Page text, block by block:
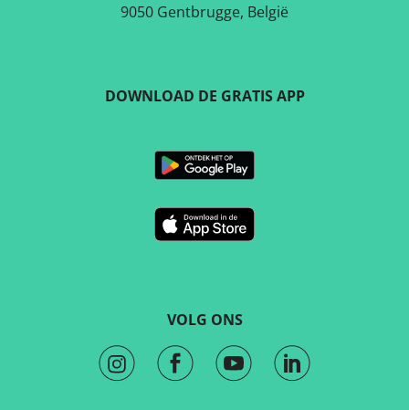
9050 Gentbrugge, België
VOLG ONS
DOWNLOAD DE GRATIS APP